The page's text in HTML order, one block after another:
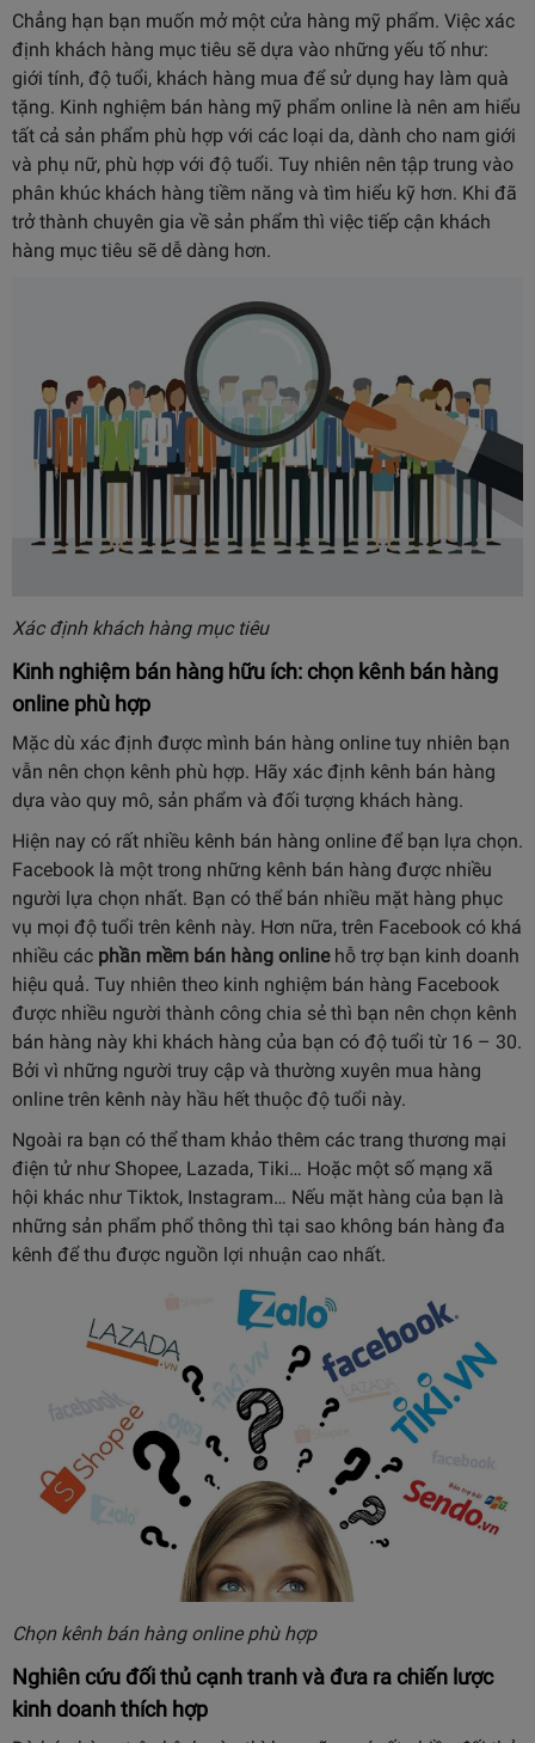
Chẳng hạn bạn muốn mở một cửa hàng mỹ phẩm. Việc xác
định khách hàng mục tiêu sẽ dựa vào những yếu tố như:
giới tính, độ tuổi, khách hàng mua để sử dụng hay làm quà
tặng. Kinh nghiệm bán hàng mỹ phẩm online là nên am hiểu
tất cả sản phẩm phù hợp với các loại da, dành cho nam giới
và phụ nữ, phù hợp với độ tuổi. Tuy nhiên nên tập trung vào
phân khúc khách hàng tiềm năng và tìm hiểu kỹ hơn. Khi đã
trở thành chuyên gia về sản phẩm thì việc tiếp cận khách
hàng mục tiêu sẽ dễ dàng hơn.
Xác định khách hàng mục tiêu
Kinh nghiệm bán hàng hữu ích: chọn kênh bán hàng
online phù hợp
Mặc dù xác định được mình bán hàng online tuy nhiên bạn
vẫn nên chọn kênh phù hợp. Hãy xác định kênh bán hàng
dựa vào quy mô, sản phẩm và đối tượng khách hàng.
Hiện nay có rất nhiều kênh bán hàng online để bạn lựa chọn.
Facebook là một trong những kênh bán hàng được nhiều
người lựa chọn nhất. Bạn có thể bán nhiều mặt hàng phục
vụ mọi độ tuổi trên kênh này. Hơn nữa, trên Facebook có khá
nhiều các phần mềm bán hàng online hỗ trợ bạn kinh doanh
hiệu quả. Tuy nhiên theo kinh nghiệm bán hàng Facebook
được nhiều người thành công chia sẻ thì bạn nên chọn kênh
bán hàng này khi khách hàng của bạn có độ tuổi từ 16 – 30.
Bởi vì những người truy cập và thường xuyên mua hàng
online trên kênh này hầu hết thuộc độ tuổi này.
Ngoài ra bạn có thể tham khảo thêm các trang thương mại
điện tử như Shopee, Lazada, Tiki… Hoặc một số mạng xã
hội khác như Tiktok, Instagram… Nếu mặt hàng của bạn là
những sản phẩm phổ thông thì tại sao không bán hàng đa
kênh để thu được nguồn lợi nhuận cao nhất.
Chọn kênh bán hàng online phù hợp
Nghiên cứu đối thủ cạnh tranh và đưa ra chiến lược
kinh doanh thích hợp